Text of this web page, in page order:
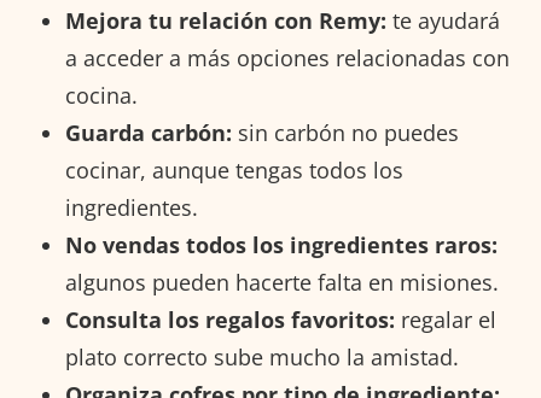
Mejora tu relación con Remy: te ayudará
a acceder a más opciones relacionadas con
cocina.
Guarda carbón: sin carbón no puedes
cocinar, aunque tengas todos los
ingredientes.
No vendas todos los ingredientes raros:
algunos pueden hacerte falta en misiones.
Consulta los regalos favoritos: regalar el
plato correcto sube mucho la amistad.